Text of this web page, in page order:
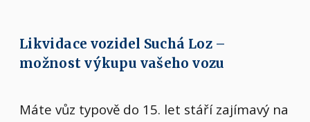
Likvidace vozidel Suchá Loz –
možnost výkupu vašeho vozu
Máte vůz typově do 15. let stáří zajímavý na